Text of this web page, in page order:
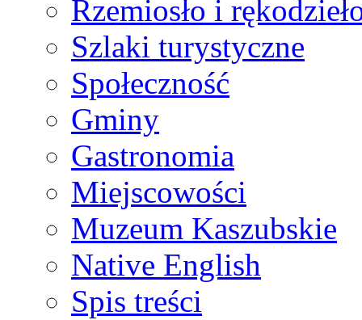
Rzemiosło i
Szlaki turystyczne
Społeczność
Gminy
Gastronomia
Miejscowości
Muzeum Kaszubskie
Native English
Spis treści